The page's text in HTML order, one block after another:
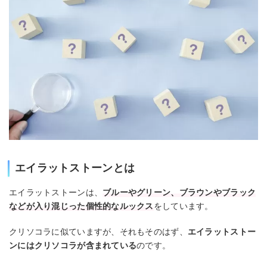
エイラットストーンとは
エイラットストーンは、 ブルーやグリーン、ブラウンやブラック
などが入り混じった個性的なルックスをしています。
クリソコラに似ていますが、それもそのはず、 エイラットストー
ンにはクリソコラが含まれているのです。